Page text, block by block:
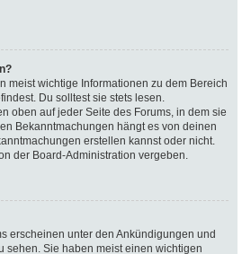
meist wichtige Informationen zu dem Bereich
Du solltest sie stets lesen.
oben auf jeder Seite des Forums, in dem sie
Bekanntmachungen hängt es von deinen
erstellen kannst oder nicht.
der Board-Administration vergeben.
erscheinen unter den Ankündigungen und
sehen. Sie haben meist einen wichtigen